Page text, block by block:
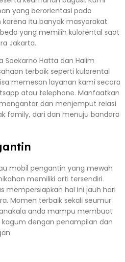
yang berorientasi pada
itu banyak masyarakat
yang memilih kulorental saat
Jakarta.
Hatta dan Halim
terbaik seperti kulorental
memesan layanan kami secara
atau telephone. Manfaatkan
dan menjemput relasi
family, dari dan menuju bandara
mobil pengantin yang mewah
memiliki arti tersendiri.
mempersiapkan hal ini jauh hari
Momen terbaik sekali seumur
anda mampu membuat
dengan penampilan dan